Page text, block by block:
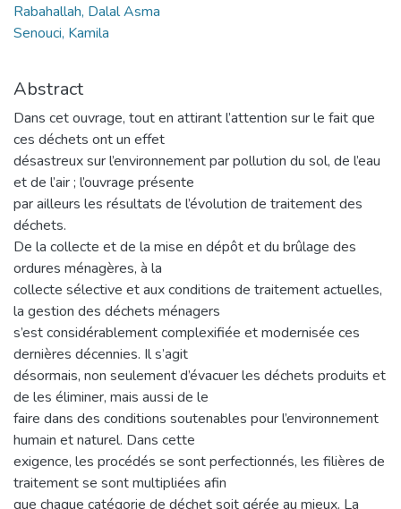
Rabahallah, Dalal Asma
Senouci, Kamila
Abstract
Dans cet ouvrage, tout en attirant l’attention sur le fait que
ces déchets ont un effet
désastreux sur l’environnement par pollution du sol, de l’eau
et de l’air ; l’ouvrage présente
par ailleurs les résultats de l’évolution de traitement des
déchets.
De la collecte et de la mise en dépôt et du brûlage des
ordures ménagères, à la
collecte sélective et aux conditions de traitement actuelles,
la gestion des déchets ménagers
s’est considérablement complexifiée et modernisée ces
dernières décennies. Il s’agit
désormais, non seulement d’évacuer les déchets produits et
de les éliminer, mais aussi de le
faire dans des conditions soutenables pour l’environnement
humain et naturel. Dans cette
exigence, les procédés se sont perfectionnés, les filières de
traitement se sont multipliées afin
que chaque catégorie de déchet soit gérée au mieux. La